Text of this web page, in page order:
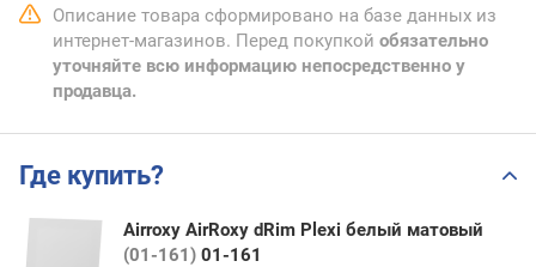
Описание товара сформировано на базе данных из
интернет-магазинов. Перед покупкой обязательно
уточняйте всю информацию непосредственно у
продавца.
Где купить?
Airroxy AirRoxy dRim Plexi белый матовый
(01-161) 01-161